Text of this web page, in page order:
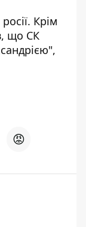
. Крім
що СК
,
😡